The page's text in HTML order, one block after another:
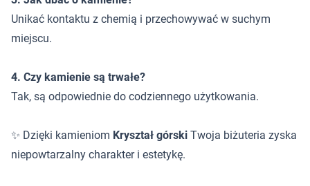
Unikać kontaktu z chemią i przechowywać w suchym
miejscu.
4. Czy kamienie są trwałe?
Tak, są odpowiednie do codziennego użytkowania.
✨ Dzięki kamieniom Kryształ górski Twoja biżuteria zyska
niepowtarzalny charakter i estetykę.